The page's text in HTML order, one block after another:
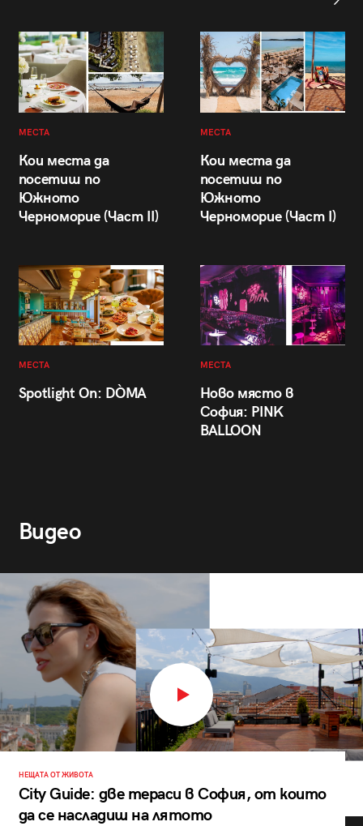
МЕСТА
Кои места да
посетиш по
Южното
Черноморие (Част II)
МЕСТА
Кои места да
посетиш по
Южното
Черноморие (Част I)
МЕСТА
Spotlight On: DÒMA
МЕСТА
Ново място в
София: PINK
BALLOON
Видео
НЕЩАТА ОТ ЖИВОТА
City Guide: две тераси в София, от които
да се насладиш на лятото